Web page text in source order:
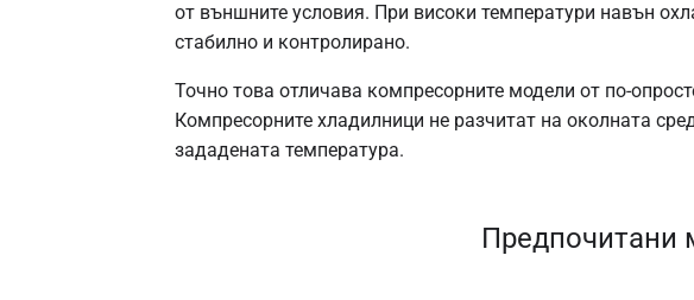
от външните условия. При високи температури навън
стабилно и контролирано.
Точно това отличава компресорните модели от по-
Компресорните хладилници не разчитат на околната
зададената температура.
Предпочитани